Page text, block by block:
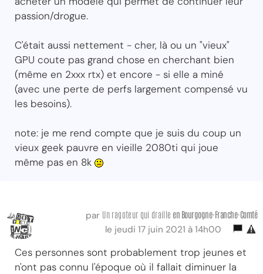
passion/drogue.
C'était aussi nettement - cher, là ou un "vieux"
GPU coute pas grand chose en cherchant bien
(même en 2xxx rtx) et encore - si elle a miné
(avec une perte de perfs largement compensé vu
les besoins).
note: je me rend compte que je suis du coup un
vieux geek pauvre en vieille 2080ti qui joue
même pas en 8k
par Un ragoteur qui draille en Bourgogne-Franche-Comté
le jeudi 17 juin 2021 à 14h00
Ces personnes sont probablement trop jeunes et
n'ont pas connu l'époque où il fallait diminuer la